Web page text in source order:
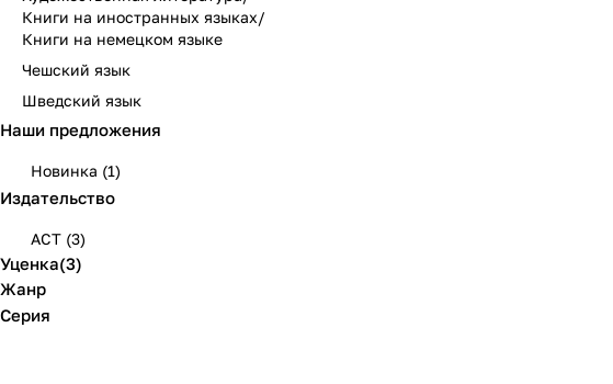
Книги на иностранных языках/
Книги на немецком языке
Чешский язык
Шведский язык
Наши предложения
Новинка (1)
Издательство
АСТ (3)
Уценка(3)
Жанр
Серия